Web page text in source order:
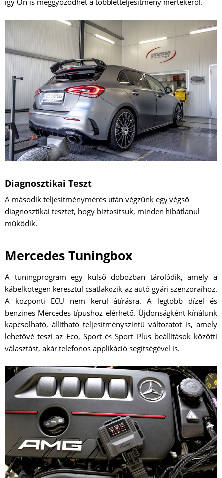
Diagnosztikai Teszt
A második teljesítménymérés után végzünk egy végső
diagnosztikai tesztet, hogy biztosítsuk, minden hibátlanul
működik.
Mercedes Tuningbox
A tuningprogram egy külső dobozban tárolódik, amely a
kábelkötegen keresztül csatlakozik az autó gyári szenzoraihoz.
A központi ECU nem kerül átírásra. A legtöbb dízel és
benzines Mercedes típushoz elérhető. Újdonságként kínálunk
kapcsolható, állítható teljesítményszintű változatot is, amely
lehetővé teszi az Eco, Sport és Sport Plus beállítások közötti
választást, akár telefonos applikáció segítségével is.